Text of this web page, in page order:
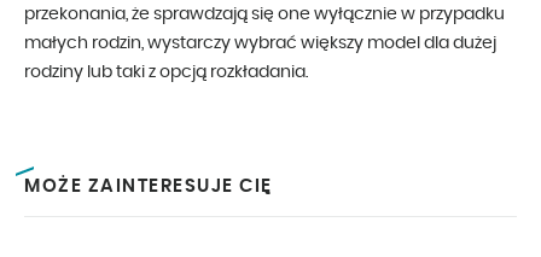
przekonania, że sprawdzają się one wyłącznie w przypadku
małych rodzin, wystarczy wybrać większy model dla dużej
rodziny lub taki z opcją rozkładania.
MOŻE ZAINTERESUJE CIĘ